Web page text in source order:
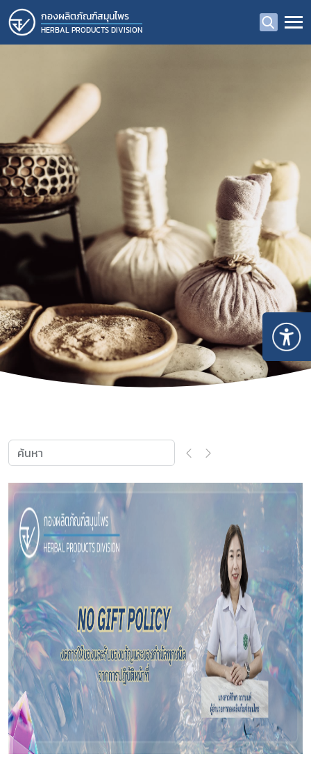
กองผลิตภัณฑ์สมุนไพร
HERBAL PRODUCTS DIVISION
Subscribe
เลือกหัวข้อที่ท่านต้องการ Subscribe
สมุนไพรใหม่
โควิด